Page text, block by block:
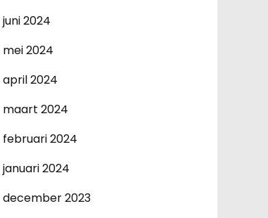
juni 2024
mei 2024
april 2024
maart 2024
februari 2024
januari 2024
december 2023